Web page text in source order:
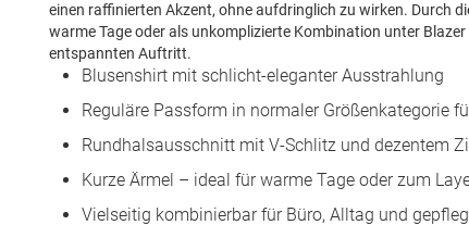
einen raffinierten Akzent, ohne aufdringlich zu wirken. Durch
warme Tage oder als unkomplizierte Kombination unter
entspannten Auftritt.
Blusenshirt mit schlicht-eleganter Ausstrahlung
Reguläre Passform in normaler Größenkategorie
Rundhalsausschnitt mit V-Schlitz und dezentem
Kurze Ärmel – ideal für warme Tage oder zum
Vielseitig kombinierbar für Büro, Alltag und